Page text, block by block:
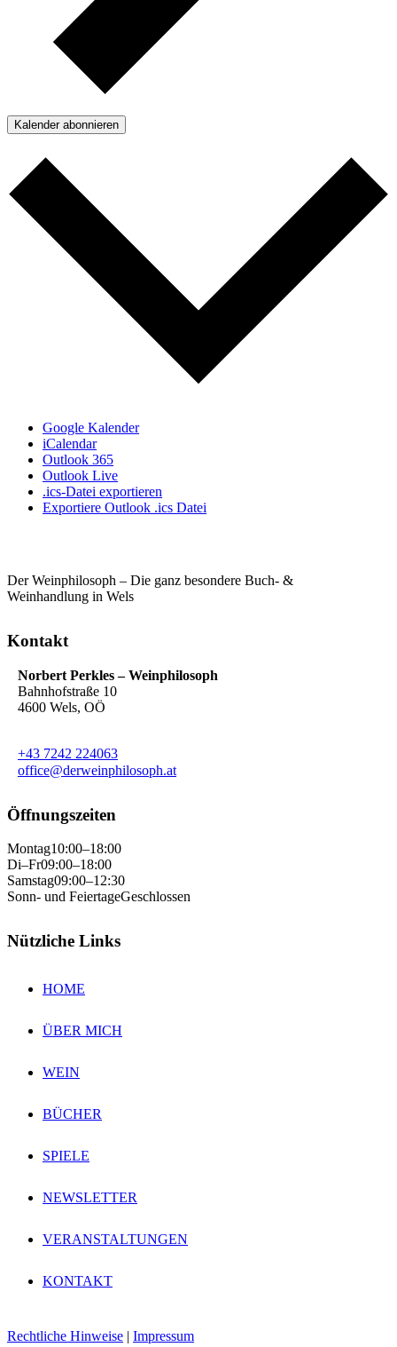
Kalender abonnieren
Google Kalender
iCalendar
Outlook 365
Outlook Live
.ics-Datei exportieren
Exportiere Outlook .ics Datei
Der Weinphilosoph – Die ganz besondere Buch- &
Weinhandlung in Wels
Kontakt
Norbert Perkles – Weinphilosoph
Bahnhofstraße 10
4600 Wels, OÖ
+43 7242 224063
office@derweinphilosoph.at
Öffnungszeiten
Montag10:00–18:00
Di–Fr09:00–18:00
Samstag09:00–12:30
Sonn- und FeiertageGeschlossen
Nützliche Links
HOME
ÜBER MICH
WEIN
BÜCHER
SPIELE
NEWSLETTER
VERANSTALTUNGEN
KONTAKT
Rechtliche Hinweise | Impressum